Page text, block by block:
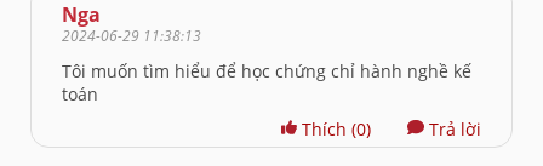
Nga
2024-06-29 11:38:13
Tôi muốn tìm hiểu để học chứng chỉ hành nghề kế
toán
Thích (0) Trả lời